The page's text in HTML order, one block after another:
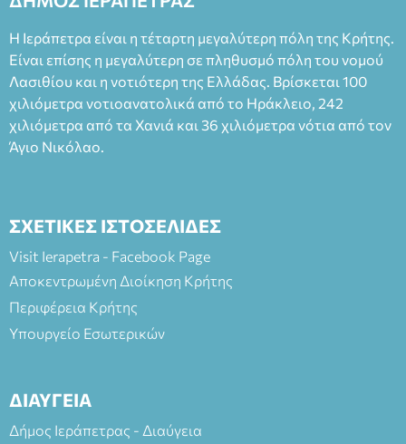
Φεδερίκο. Σκηνοθεσία: Βαγγέλης Θεοδωρόπουλος Είσοδος: :
άνω των 65 Προπώληση: Βιβλιοπωλείο Πάπυρος (Πλατεία
Πλαστήρα), E&G Mini market (Δημοκρατίας 39 Ιεράπετρα)
και στο more.com Χώρος: 3ο Γυμνάσιο Ιεράπετρας
(Είσοδος ΕΠΑ.Λ.) Έναρξη 21:15 Οργάνωση: ΚΝΩΣΟΣ
ΘΕΑΤΡΙΚΕΣ ΠΑΡΑΓΩΓΕΣ ΕΕ
Η Ιεράπετρα είναι η τέταρτη μεγαλύτερη πόλη της Κρήτης.
Είναι επίσης η μεγαλύτερη σε πληθυσμό πόλη του νομού
Λασιθίου και η νοτιότερη της Ελλάδας. Βρίσκεται 100
χιλιόμετρα νοτιοανατολικά από το Ηράκλειο, 242
χιλιόμετρα από τα Χανιά και 36 χιλιόμετρα νότια από τον
Άγιο Νικόλαο.
ΣΧΕΤΙΚΕΣ ΙΣΤΟΣΕΛΙΔΕΣ
Visit Ierapetra - Facebook Page
Αποκεντρωμένη Διοίκηση Κρήτης
Περιφέρεια Κρήτης
Υπουργείο Εσωτερικών
ΔΙΑΥΓΕΙΑ
Δήμος Ιεράπετρας - Διαύγεια